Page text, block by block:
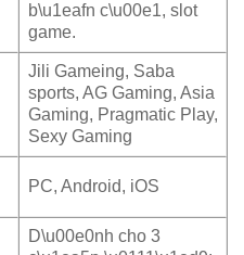
b\u1eafn c\u00e1, slot
game.
Jili Gameing, Saba
sports, AG Gaming, Asia
Gaming, Pragmatic Play,
Sexy Gaming
PC, Android, iOS
D\u00e0nh cho 3